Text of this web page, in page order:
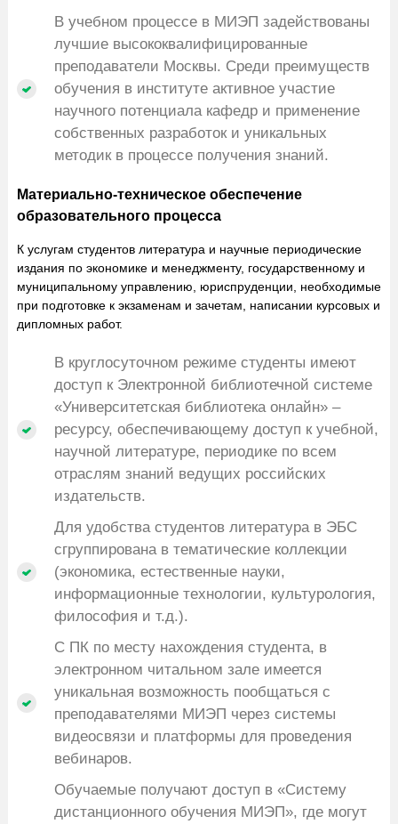
В учебном процессе в МИЭП задействованы
лучшие высококвалифицированные
преподаватели Москвы. Среди преимуществ
обучения в институте активное участие
научного потенциала кафедр и применение
собственных разработок и уникальных
методик в процессе получения знаний.
Материально-техническое обеспечение
образовательного процесса
К услугам студентов литература и научные периодические
издания по экономике и менеджменту, государственному и
муниципальному управлению, юриспруденции, необходимые
при подготовке к экзаменам и зачетам, написании курсовых и
дипломных работ.
В круглосуточном режиме студенты имеют
доступ к Электронной библиотечной системе
«Университетская библиотека онлайн» –
ресурсу, обеспечивающему доступ к учебной,
научной литературе, периодике по всем
отраслям знаний ведущих российских
издательств.
Для удобства студентов литература в ЭБС
сгруппирована в тематические коллекции
(экономика, естественные науки,
информационные технологии, культурология,
философия и т.д.).
С ПК по месту нахождения студента, в
электронном читальном зале имеется
уникальная возможность пообщаться с
преподавателями МИЭП через системы
видеосвязи и платформы для проведения
вебинаров.
Обучаемые получают доступ в «Систему
дистанционного обучения МИЭП», где могут